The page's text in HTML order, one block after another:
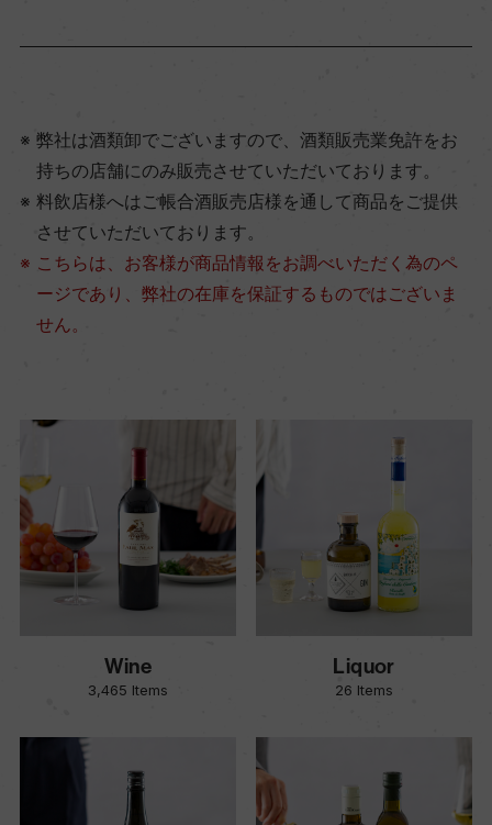
弊社は酒類卸でございますので、酒類販売業免許をお
持ちの店舗にのみ販売させていただいております。
料飲店様へはご帳合酒販売店様を通して商品をご提供
させていただいております。
こちらは、お客様が商品情報をお調べいただく為のペ
ージであり、弊社の在庫を保証するものではございま
せん。
Wine
3,465 Items
Liquor
26 Items